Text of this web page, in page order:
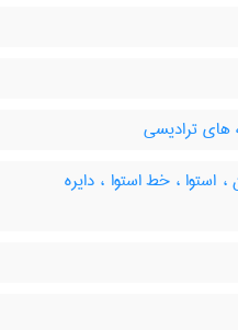
های ترادیسی
استوا ، خط استوا ، دایره